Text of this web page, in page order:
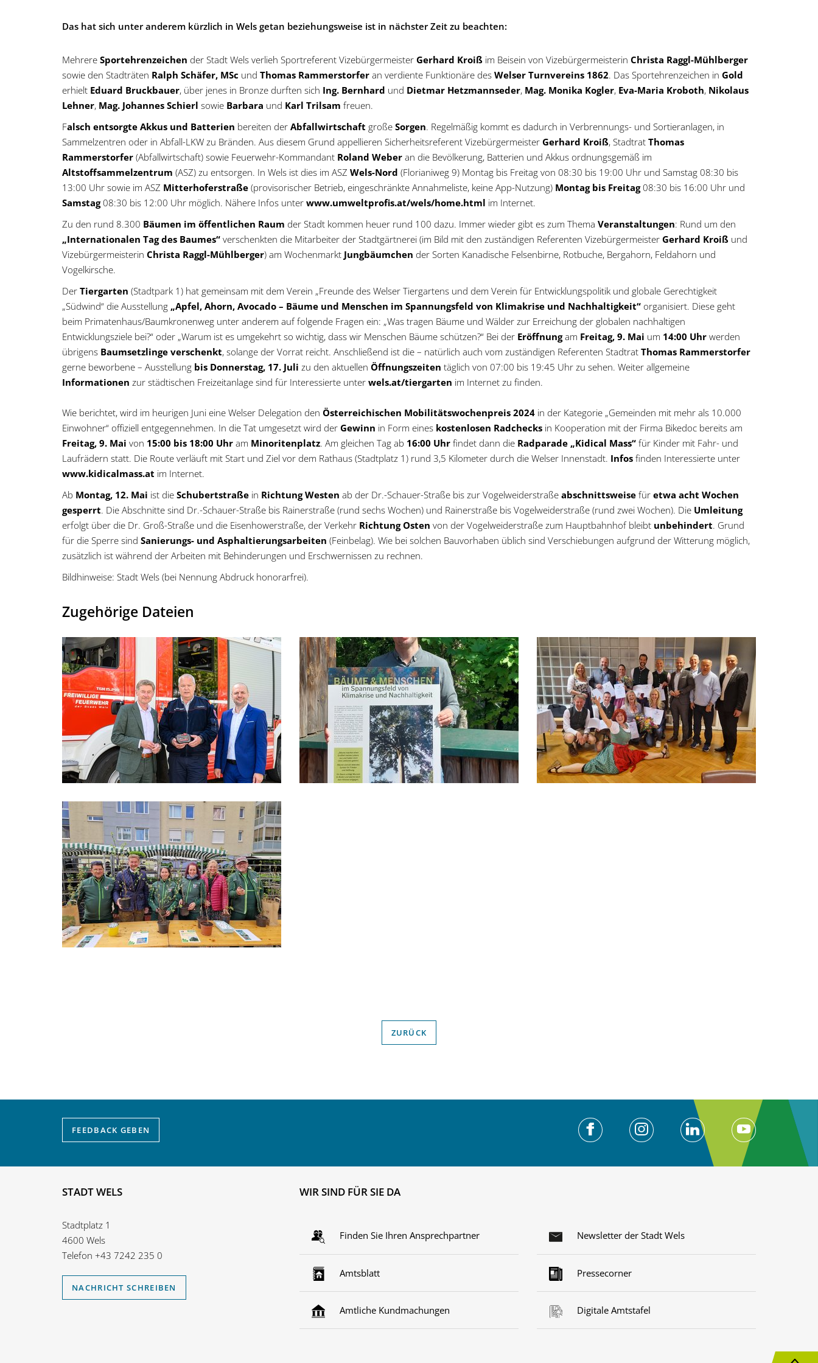
Das hat sich unter anderem kürzlich in Wels getan beziehungsweise ist in nächster Zeit zu beachten:
Mehrere Sportehrenzeichen der Stadt Wels verlieh Sportreferent Vizebürgermeister Gerhard Kroiß im Beisein von Vizebürgermeisterin Christa Raggl-Mühlberger
sowie den Stadträten Ralph Schäfer, MSc und Thomas Rammerstorfer an verdiente Funktionäre des Welser Turnvereins 1862. Das Sportehrenzeichen in Gold
erhielt Eduard Bruckbauer, über jenes in Bronze durften sich Ing. Bernhard und Dietmar Hetzmannseder, Mag. Monika Kogler, Eva-Maria Kroboth, Nikolaus
Lehner, Mag. Johannes Schierl sowie Barbara und Karl Trilsam freuen.
Falsch entsorgte Akkus und Batterien bereiten der Abfallwirtschaft große Sorgen. Regelmäßig kommt es dadurch in Verbrennungs- und Sortieranlagen, in
Sammelzentren oder in Abfall-LKW zu Bränden. Aus diesem Grund appellieren Sicherheitsreferent Vizebürgermeister Gerhard Kroiß, Stadtrat Thomas
Rammerstorfer (Abfallwirtschaft) sowie Feuerwehr-Kommandant Roland Weber an die Bevölkerung, Batterien und Akkus ordnungsgemäß im
Altstoffsammelzentrum (ASZ) zu entsorgen. In Wels ist dies im ASZ Wels-Nord (Florianiweg 9) Montag bis Freitag von 08:30 bis 19:00 Uhr und Samstag 08:30 bis
13:00 Uhr sowie im ASZ Mitterhoferstraße (provisorischer Betrieb, eingeschränkte Annahmeliste, keine App-Nutzung) Montag bis Freitag08:30 bis 16:00 Uhr und
Samstag08:30 bis 12:00 Uhr möglich. Nähere Infos unter www.umweltprofis.at/wels/home.html im Internet.
Zu den rund 8.300 Bäumen im öffentlichen Raum der Stadt kommen heuer rund 100 dazu. Immer wieder gibt es zum Thema Veranstaltungen: Rund um den
„Internationalen Tag des Baumes“ verschenkten die Mitarbeiter der Stadtgärtnerei (im Bild mit den zuständigen Referenten Vizebürgermeister Gerhard Kroiß und
Vizebürgermeisterin Christa Raggl-Mühlberger) am Wochenmarkt Jungbäumchen der Sorten Kanadische Felsenbirne, Rotbuche, Bergahorn, Feldahorn und
Vogelkirsche.
Der Tiergarten (Stadtpark 1) hat gemeinsam mit dem Verein „Freunde des Welser Tiergartens und dem Verein für Entwicklungspolitik und globale Gerechtigkeit
„Südwind“ die Ausstellung „Apfel, Ahorn, Avocado – Bäume und Menschen im Spannungsfeld von Klimakrise und Nachhaltigkeit“ organisiert. Diese geht
beim Primatenhaus/Baumkronenweg unter anderem auf folgende Fragen ein: „Was tragen Bäume und Wälder zur Erreichung der globalen nachhaltigen
Entwicklungsziele bei?“ oder „Warum ist es umgekehrt so wichtig, dass wir Menschen Bäume schützen?“ Bei der Eröffnungam Freitag, 9. Mai um 14:00 Uhr werden
übrigens Baumsetzlinge verschenkt, solange der Vorrat reicht. Anschließend ist die – natürlich auch vom zuständigen Referenten Stadtrat Thomas Rammerstorfer
gerne beworbene – Ausstellung bis Donnerstag, 17. Juli zu den aktuellen Öffnungszeiten täglich von 07:00 bis 19:45 Uhr zu sehen. Weiter allgemeine
Informationen zur städtischen Freizeitanlage sind für Interessierte unter wels.at/tiergarten im Internet zu finden.
Wie berichtet, wird im heurigen Juni eine Welser Delegation den Österreichischen Mobilitätswochenpreis 2024 in der Kategorie „Gemeinden mit mehr als 10.000
Einwohner“ offiziell entgegennehmen. In die Tat umgesetzt wird der Gewinn in Form eines kostenlosen Radchecks in Kooperation mit der Firma Bikedoc bereits am
Freitag, 9. Mai von 15:00 bis 18:00 Uhr am Minoritenplatz. Am gleichen Tag ab 16:00 Uhr findet dann die Radparade „Kidical Mass“ für Kinder mit Fahr- und
Laufrädern statt. Die Route verläuft mit Start und Ziel vor dem Rathaus (Stadtplatz 1) rund 3,5 Kilometer durch die Welser Innenstadt. Infos finden Interessierte unter
www.kidicalmass.at im Internet.
Ab Montag, 12. Mai ist die Schubertstraße in Richtung Westen ab der Dr.-Schauer-Straße bis zur Vogelweiderstraße abschnittsweise für etwa acht Wochen
gesperrt. Die Abschnitte sind Dr.-Schauer-Straße bis Rainerstraße (rund sechs Wochen) und Rainerstraße bis Vogelweiderstraße (rund zwei Wochen). Die Umleitung
erfolgt über die Dr. Groß-Straße und die Eisenhowerstraße, der Verkehr Richtung Osten von der Vogelweiderstraße zum Hauptbahnhof bleibt unbehindert. Grund
für die Sperre sind Sanierungs- und Asphaltierungsarbeiten (Feinbelag). Wie bei solchen Bauvorhaben üblich sind Verschiebungen aufgrund der Witterung möglich,
zusätzlich ist während der Arbeiten mit Behinderungen und Erschwernissen zu rechnen.
Bildhinweise: Stadt Wels (bei Nennung Abdruck honorarfrei).
Zugehörige Dateien
ZURÜCK
FEEDBACK GEBEN
STADT WELS
Stadtplatz 1
4600 Wels
Telefon +43 7242 235 0
NACHRICHT SCHREIBEN
WIR SIND FÜR SIE DA
Finden Sie Ihren Ansprechpartner
Amtsblatt
Amtliche Kundmachungen
Newsletter der Stadt Wels
Pressecorner
Digitale Amtstafel